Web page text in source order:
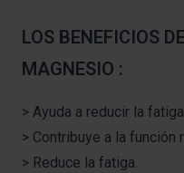
LOS BENEFICIOS
MAGNESIO :
> Ayuda a reducir la
> Contribuye a la
> Reduce la fatiga.